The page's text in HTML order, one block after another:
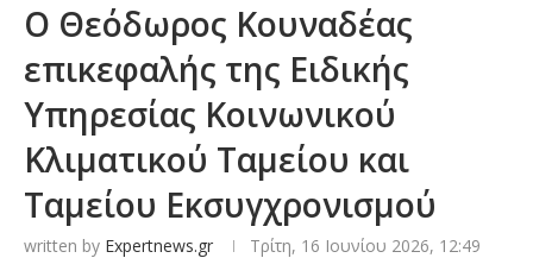
Ο Θεόδωρος Κουναδέας
επικεφαλής της Ειδικής
Υπηρεσίας Κοινωνικού
Κλιματικού Ταμείου και
Ταμείου Εκσυγχρονισμού
written by Expertnews.gr Τρίτη, 16 Ιουνίου 2026, 12:49